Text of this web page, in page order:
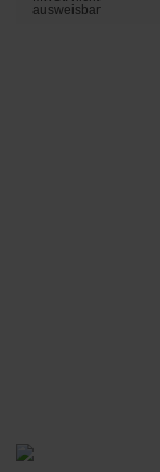
ausweisbar